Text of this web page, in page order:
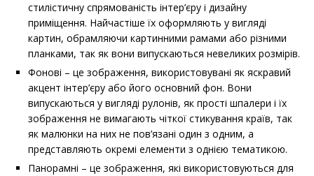
стилістичну спрямованість інтер’єру і дизайну
приміщення. Найчастіше їх оформляють у вигляді
картин, обрамляючи картинними рамами або різними
планками, так як вони випускаються невеликих розмірів.
Фонові – це зображення, використовувані як яскравий
акцент інтер’єру або його основний фон. Вони
випускаються у вигляді рулонів, як прості шпалери і їх
зображення не вимагають чіткої стикування країв, так
як малюнки на них не пов’язані один з одним, а
представляють окремі елементи з однією тематикою.
Панорамні – це зображення, які використовуються для